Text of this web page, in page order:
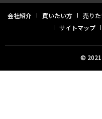
会社紹介 買いたい方 売り
サイトマップ
© 2021